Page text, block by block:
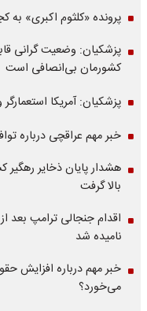
پرونده «کلثوم اکبری» به
پزشکیان: وضعیت گرانی
کشورمان بی‌انصافی است
پزشکیان: آمریکا
خبر مهم عراقچی درباره
هشدار پایان ذخایر
بالا گرفت
اقدام جنجالی ترامپ بعد
نامیده شد
خبر مهم درباره افزایش
می‌خورد؟